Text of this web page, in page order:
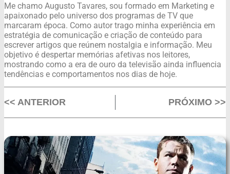
Me chamo Augusto Tavares, sou formado em Marketing e
apaixonado pelo universo dos programas de TV que
marcaram época. Como autor trago minha experiência em
estratégia de comunicação e criação de conteúdo para
escrever artigos que reúnem nostalgia e informação. Meu
objetivo é despertar memórias afetivas nos leitores,
mostrando como a era de ouro da televisão ainda influencia
tendências e comportamentos nos dias de hoje.
<< ANTERIOR PRÓXIMO >>